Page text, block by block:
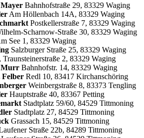
Bahnhofstraße 29, 83329 Waging
Am Höllenbach 14A, 83329 Waging
Postkellerstraße 7, 83329 Waging
Scharnow-Straße 30, 83329 Waging
See 1, 83329 Waging
Salzburger Straße 25, 83329 Waging
, Traunsteinerstraße 2, 83329 Waging
Murr Bahnhofstr. 14, 83329 Waging
Felber Redl 10, 83417 Kirchanschöring
Weinbergstraße 8, 83373 Tengling
Hauptstraße 40, 83367 Petting
Stadtplatz 59/60, 84529 Tittmoning
Stadtplatz 27, 84529 Tittmoning
Grassach 15, 84529 Tittmoning
Straße 22b, 84289 Tittmoning